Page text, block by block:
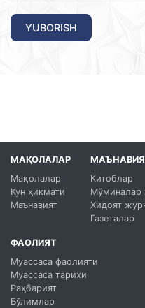
YUBORISH
МАҚОЛАЛАР
Мақолалар
Кун ҳикмати
Маънавият
Китоблар
Мўминалар
Хидоят
Газеталар
ФАОЛИЯТ
Муассаса фаолияти
Муассаса тарихи
Раҳбарият
Бўлимлар